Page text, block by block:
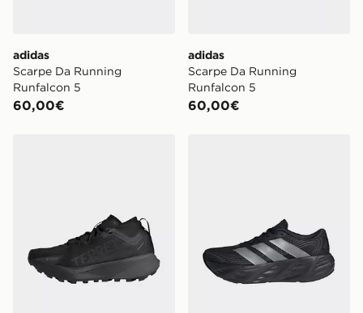
adidas
Scarpe Da Running
Runfalcon 5
60,00€
adidas
Scarpe Da Running
Runfalcon 5
60,00€